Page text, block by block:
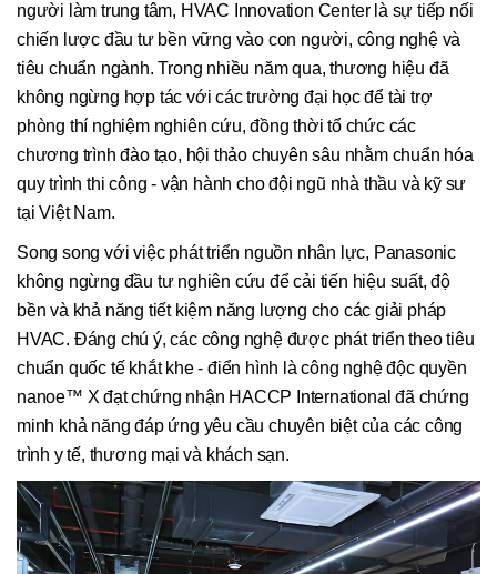
người làm trung tâm, HVAC Innovation Center là sự tiếp nối
chiến lược đầu tư bền vững vào con người, công nghệ và
tiêu chuẩn ngành. Trong nhiều năm qua, thương hiệu đã
không ngừng hợp tác với các trường đại học để tài trợ
phòng thí nghiệm nghiên cứu, đồng thời tổ chức các
chương trình đào tạo, hội thảo chuyên sâu nhằm chuẩn hóa
quy trình thi công - vận hành cho đội ngũ nhà thầu và kỹ sư
tại Việt Nam.
Song song với việc phát triển nguồn nhân lực, Panasonic
không ngừng đầu tư nghiên cứu để cải tiến hiệu suất, độ
bền và khả năng tiết kiệm năng lượng cho các giải pháp
HVAC. Đáng chú ý, các công nghệ được phát triển theo tiêu
chuẩn quốc tế khắt khe - điển hình là công nghệ độc quyền
nanoe™ X đạt chứng nhận HACCP International đã chứng
minh khả năng đáp ứng yêu cầu chuyên biệt của các công
trình y tế, thương mại và khách sạn.